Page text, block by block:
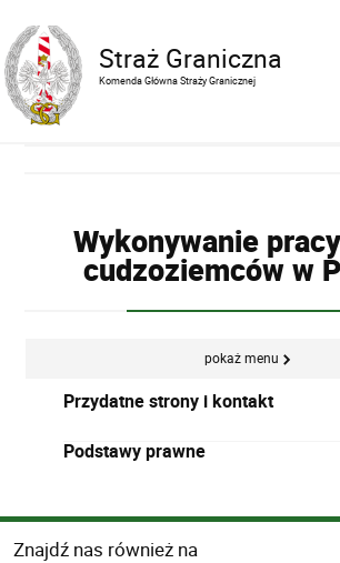
Straż Graniczna
Komenda Główna Straży Granicznej
Wykonywanie
cudzoziemców w
pokaż menu
Przydatne strony i kontakt
Podstawy prawne
Znajdź nas również na